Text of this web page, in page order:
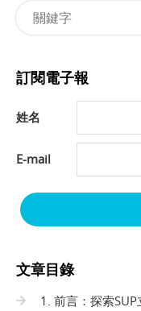
訂閱電子報
姓名
E-mail
文章目錄
1. 前言：探索